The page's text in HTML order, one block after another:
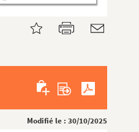
Modifié le : 30/10/2025